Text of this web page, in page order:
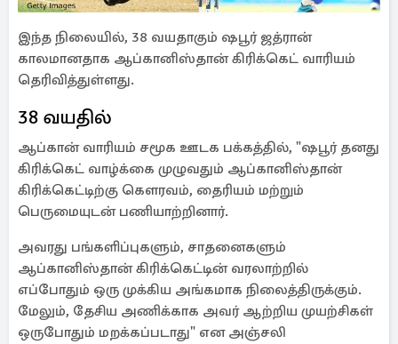
இந்த நிலையில், 38 வயதாகும் ஷபூர் ஜத்ரான்
காலமானதாக ஆப்கானிஸ்தான் கிரிக்கெட் வாரியம்
தெரிவித்துள்ளது.
38 வயதில்
ஆப்கான் வாரியம் சமூக ஊடக பக்கத்தில், "ஷபூர் தனது
கிரிக்கெட் வாழ்க்கை முழுவதும் ஆப்கானிஸ்தான்
கிரிக்கெட்டிற்கு கௌரவம், தைரியம் மற்றும்
பெருமையுடன் பணியாற்றினார்.
அவரது பங்களிப்புகளும், சாதனைகளும்
ஆப்கானிஸ்தான் கிரிக்கெட்டின் வரலாற்றில்
எப்போதும் ஒரு முக்கிய அங்கமாக நிலைத்திருக்கும்.
மேலும், தேசிய அணிக்காக அவர் ஆற்றிய முயற்சிகள்
ஒருபோதும் மறக்கப்படாது" என அஞ்சலி